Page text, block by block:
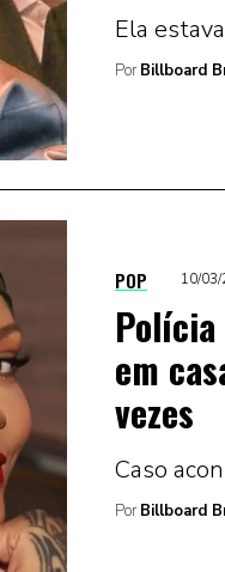
Ela
Por Billboard
POP 10/
em
vezes
Caso
Por Billboard